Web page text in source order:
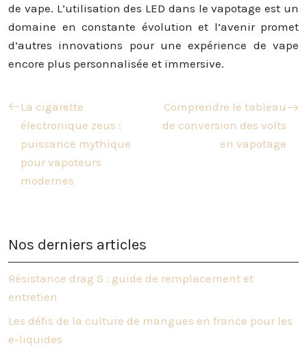
de vape. L’utilisation des LED dans le vapotage est un
domaine en constante évolution et l’avenir promet
d’autres innovations pour une expérience de vape
encore plus personnalisée et immersive.
La cigarette
électronique zeus :
puissance mythique
pour vapoteurs
modernes
Comprendre le tableau
de conversion des volts
en vapotage
Nos derniers articles
Résistance drag S : guide de remplacement et
entretien
Les défis de la culture de mangues en france pour les
e-liquides